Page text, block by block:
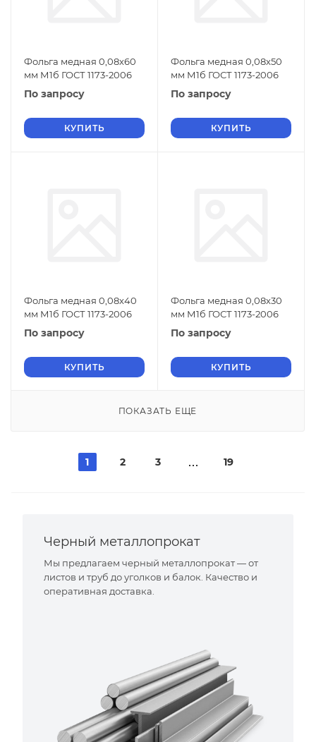
Фольга медная 0,08х60
мм М1б ГОСТ 1173-2006
По запросу
КУПИТЬ
Фольга медная 0,08х50
мм М1б ГОСТ 1173-2006
По запросу
КУПИТЬ
Фольга медная 0,08х40
мм М1б ГОСТ 1173-2006
По запросу
КУПИТЬ
Фольга медная 0,08х30
мм М1б ГОСТ 1173-2006
По запросу
КУПИТЬ
ПОКАЗАТЬ ЕЩЕ
1 2 3 19
Черный металлопрокат
Мы предлагаем черный металлопрокат — от
листов и труб до уголков и балок. Качество и
оперативная доставка.